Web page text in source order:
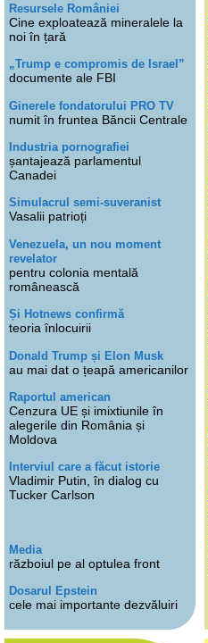
Resursele României
Cine exploatează mineralele la
noi în țară
„Trump e compromis de Israel”
documente ale FBI
Ginerele fondatorului PRO TV
numit în fruntea Băncii Centrale
Industria pornografiei
șantajează parlamentul
Canadei
Simulacrul semi-suveranist
Vasalii patrioți
Venezuela, un nou moment
revelator
pentru colonia mentală
românească
Și Hotnews confirmă
teoria înlocuirii
Donald Trump și Elon Musk
au mai dat o țeapă americanilor
Raportul american
Cenzura UE și imixtiunile în
alegerile din România și
Moldova
Interviul care a făcut istorie
Vladimir Putin, în dialog cu
Tucker Carlson
Media
războiul pe al optulea front
Dosarul Epstein
cele mai importante dezvăluiri